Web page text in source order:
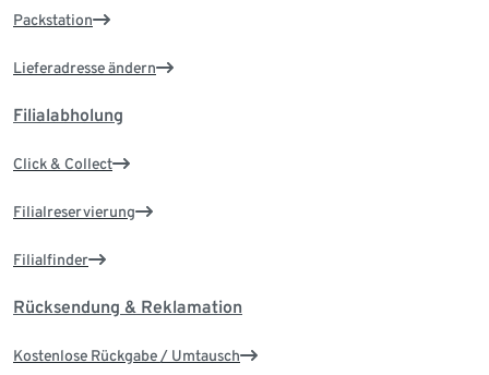
Packstation
Lieferadresse ändern
Filialabholung
Click & Collect
Filialreservierung
Filialfinder
Rücksendung & Reklamation
Kostenlose Rückgabe / Umtausch